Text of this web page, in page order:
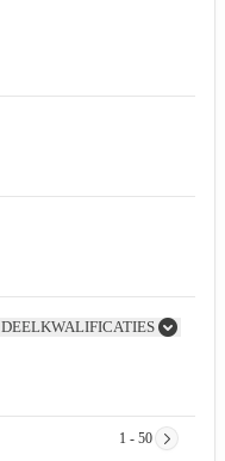
DEELKWALIFICATIES
1 - 50